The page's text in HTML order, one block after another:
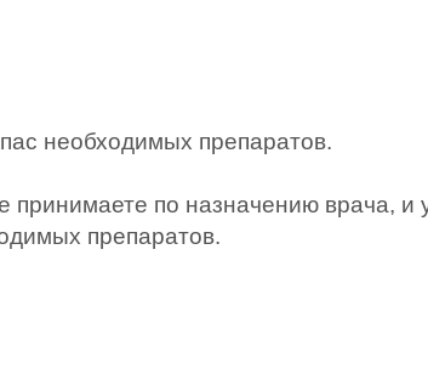
необходимых препаратов.
принимаете по назначению врача, и
препаратов.